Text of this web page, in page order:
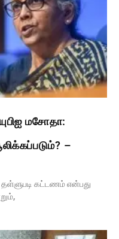
மசோதா:
–
தள்ளுபடி கட்டணம் என்பது